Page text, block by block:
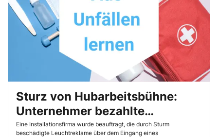
Sturz von Hubarbeitsbühne:
Unternehmer bezahlte
Versäumnisse mit seinem Leben
Eine Installationsfirma wurde beauftragt, die durch Sturm
beschädigte Leuchtreklame über dem Eingang eines